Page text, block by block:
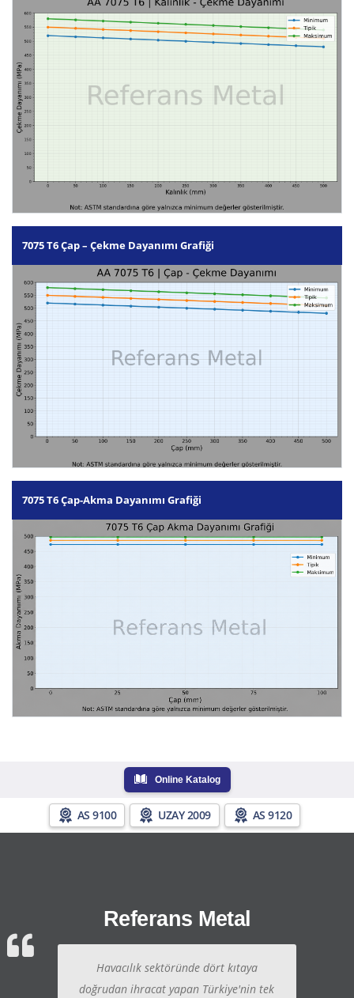
7075 T6 Çap – Çekme Dayanımı Grafiği
7075 T6 Çap-Akma Dayanımı Grafiği
Online Katalog
AS 9100 UZAY 2009 AS 9120
Referans Metal
Havacılık sektöründe dört kıtaya
doğrudan ihracat yapan Türkiye'nin tek